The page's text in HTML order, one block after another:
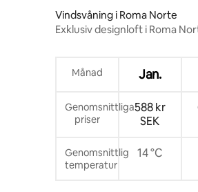
Vindsvåning i Roma Norte
Exklusiv designloft i Roma
Månad Jan.
Genomsnittliga
priser
588 kr
SEK
Genomsnittlig
temperatur
14 °C